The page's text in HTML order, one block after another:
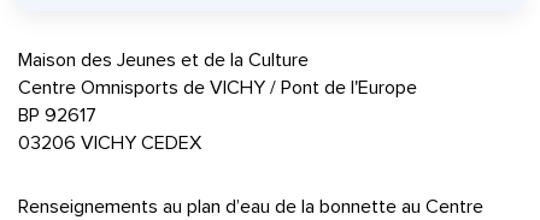
Maison des Jeunes et de la Culture
Centre Omnisports de VICHY / Pont de l'Europe
BP 92617
03206 VICHY CEDEX
Renseignements au plan d’eau de la bonnette au Centre